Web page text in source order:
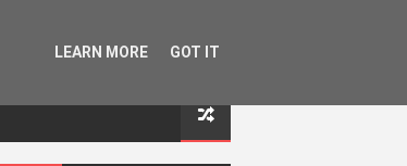
LEARN MORE GOT IT